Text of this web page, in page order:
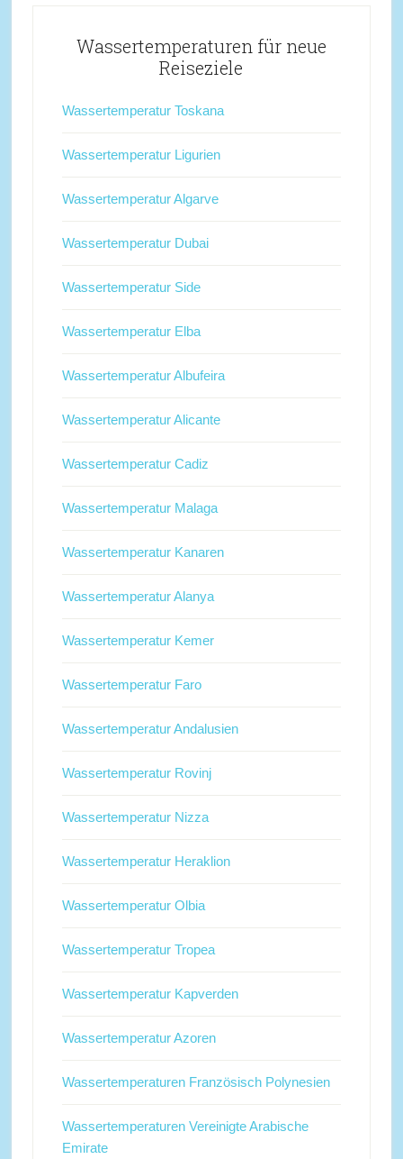
Wassertemperaturen für neue
Reiseziele
Wassertemperatur Toskana
Wassertemperatur Ligurien
Wassertemperatur Algarve
Wassertemperatur Dubai
Wassertemperatur Side
Wassertemperatur Elba
Wassertemperatur Albufeira
Wassertemperatur Alicante
Wassertemperatur Cadiz
Wassertemperatur Malaga
Wassertemperatur Kanaren
Wassertemperatur Alanya
Wassertemperatur Kemer
Wassertemperatur Faro
Wassertemperatur Andalusien
Wassertemperatur Rovinj
Wassertemperatur Nizza
Wassertemperatur Heraklion
Wassertemperatur Olbia
Wassertemperatur Tropea
Wassertemperatur Kapverden
Wassertemperatur Azoren
Wassertemperaturen Französisch Polynesien
Wassertemperaturen Vereinigte Arabische
Emirate